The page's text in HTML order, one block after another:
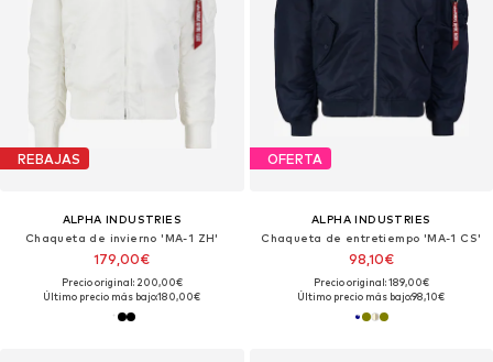
REBAJAS
ALPHA INDUSTRIES
Chaqueta de invierno 'MA-1 ZH'
179,00€
Precio original: 200,00€
Último precio más bajo:180,00€
OFERTA
ALPHA INDUSTRIES
Chaqueta de entretiempo 'MA-1 CS'
98,10€
Precio original: 189,00€
Último precio más bajo:98,10€